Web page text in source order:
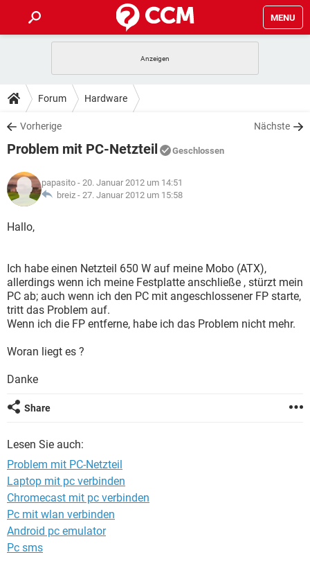
MENU
ANDROID
WINDOWS 10
WHATSAPP TIKTOK
FACEBOOK
TIPPS & TRICKS
SPIELE
WHATSAPP TIKTOK
FACEBOOK
DOWNLOADS
SPIELE STREAMING
ANDROID
WINDOWS 10 INSTAGRAM
WHATSAPP
SPIELE STREAMING
ANDROID
WINDOWS 10
FACEBOOK HARDWARE
LEXIKON
SPIELE
WINDOWS 10 INSTAGRAM
WHATSAPP TIKTOK
FACEBOOK
Forum Hardware
Vorherige Nächste
Problem mit PC-Netzteil Geschlossen
papasito - 20. Januar 2012 um 14:51
breiz - 27. Januar 2012 um 15:58
Hallo,
Ich habe einen Netzteil 650 W auf meine Mobo (ATX),
allerdings wenn ich meine Festplatte anschließe , stürzt mein
PC ab; auch wenn ich den PC mit angeschlossener FP starte,
tritt das Problem auf.
Wenn ich die FP entferne, habe ich das Problem nicht mehr.
Woran liegt es ?
Danke
Share
Lesen Sie auch:
Problem mit PC-Netzteil
Laptop mit pc verbinden
Chromecast mit pc verbinden
Pc mit wlan verbinden
Android pc emulator
Pc sms